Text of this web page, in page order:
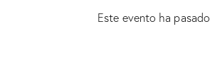
Este evento ha